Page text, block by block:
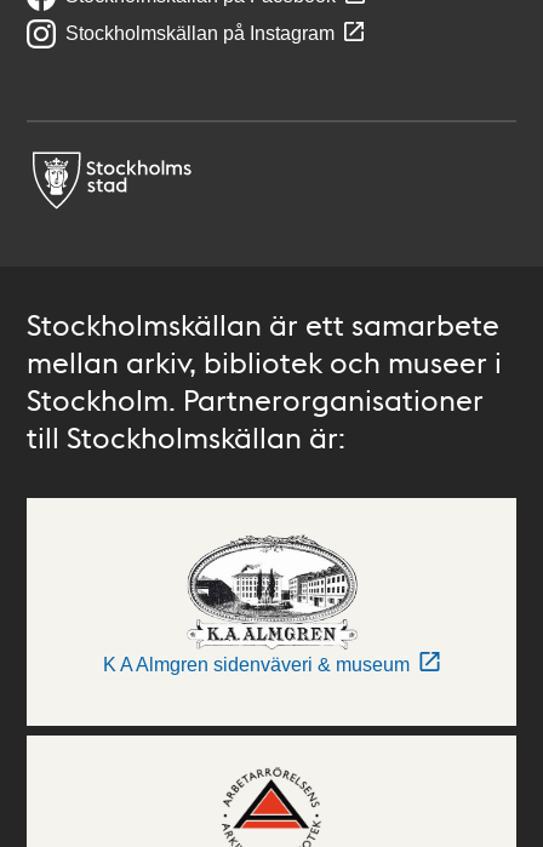
Stockholmskällan på Instagram
Stockholmskällan är ett samarbete
mellan arkiv, bibliotek och museer i
Stockholm. Partnerorganisationer
till Stockholmskällan är:
K A Almgren sidenväveri & museum